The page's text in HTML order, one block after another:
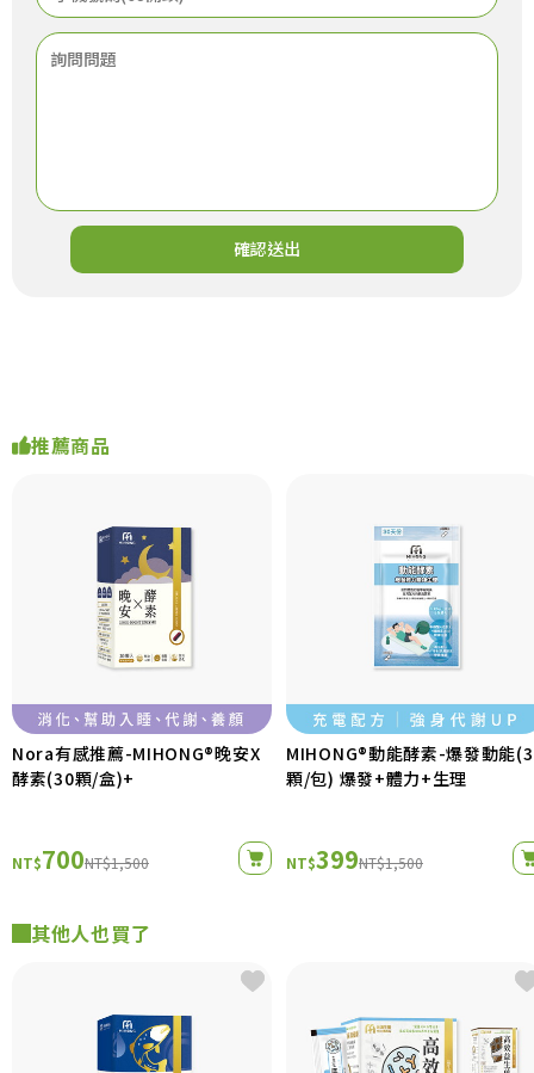
確認送出
推薦商品
Nora有感推薦-MIHONG®晚安X
酵素(30顆/盒)+
NT$700NT$1,500
MIHONG®動能酵素-爆發動能
顆/包) 爆發+體力+生理
NT$399NT$1,500
其他人也買了